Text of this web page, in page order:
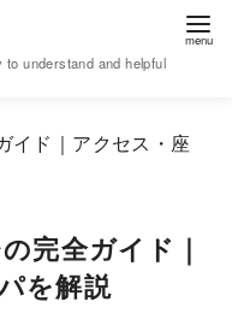
to understand and helpful
完全ガイド｜
を解説